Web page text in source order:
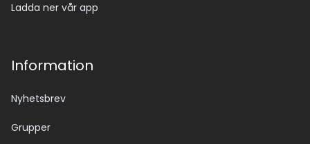
Ladda ner vår app
Information
Nyhetsbrev
Grupper